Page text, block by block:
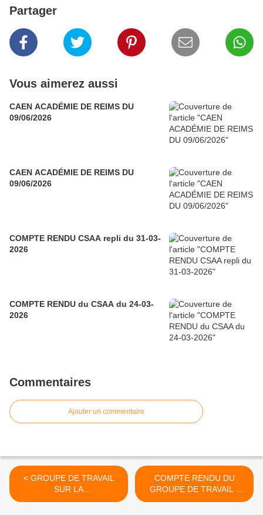
Partager
Vous aimerez aussi
CAEN ACADÉMIE DE REIMS DU
09/06/2026
CAEN ACADÉMIE DE REIMS DU
09/06/2026
COMPTE RENDU CSAA repli du 31-03-
2026
COMPTE RENDU du CSAA du 24-03-
2026
Commentaires
Ajouter un commentaire
< GROUPE DE TRAVAIL
SUR LA
REQUALIFICATION DES
COMPTE RENDU DU
GROUPE DE TRAVAIL -
RIFSEEP DU 03/02/2016 >